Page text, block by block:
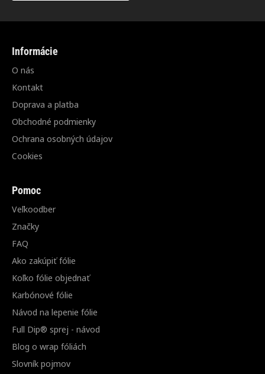
Informácie
O nás
Kontakt
Doprava a platba
Obchodné podmienky
Ochrana osobných údajov
Cookies
Pomoc
Veľkoodber
Značky
FAQ
Ako zakúpiť fólie
Koľko fólie objednať
Karbónové fólie
Návod na lepenie fólie
Full Dip® sprej - návod
Blog o wrap fóliách
Slovník pojmov